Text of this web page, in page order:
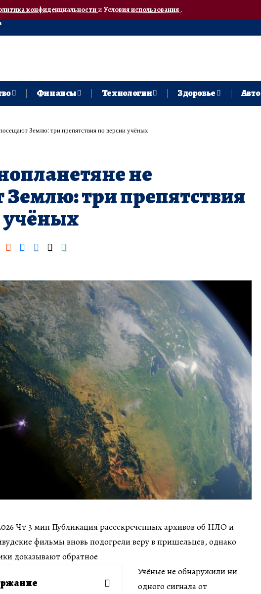
конфиденциальностии Условия использования.
Финансы Технологии Здоровье Авто
Землю: три препятствия по версии учёных
не
три препятствия
учёных
Чт 3 мин Публикация рассекреченных архивов об НЛО и
фильмы вновь подогрели веру в пришельцев, однако
доказывают обратное
Учёные не обнаружили ни
одного сигнала от